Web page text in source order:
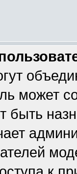
может
быть